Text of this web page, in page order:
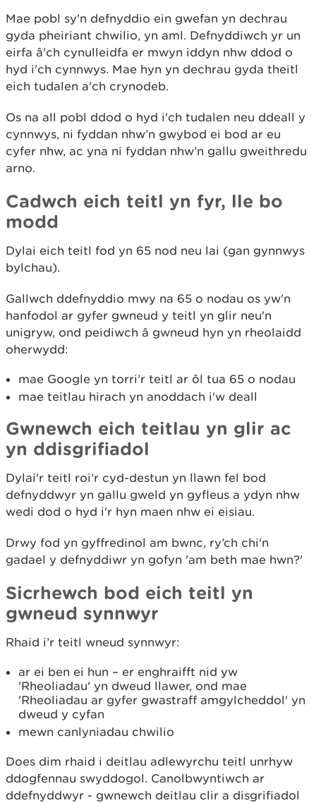
Mae pobl sy'n defnyddio ein gwefan yn dechrau
gyda pheiriant chwilio, yn aml. Defnyddiwch yr un
eirfa â'ch cynulleidfa er mwyn iddyn nhw ddod o
hyd i'ch cynnwys. Mae hyn yn dechrau gyda theitl
eich tudalen a'ch crynodeb.
Os na all pobl ddod o hyd i'ch tudalen neu ddeall y
cynnwys, ni fyddan nhw’n gwybod ei bod ar eu
cyfer nhw, ac yna ni fyddan nhw’n gallu gweithredu
arno.
Cadwch eich teitl yn fyr, lle bo
modd
Dylai eich teitl fod yn 65 nod neu lai (gan gynnwys
bylchau).
Gallwch ddefnyddio mwy na 65 o nodau os yw'n
hanfodol ar gyfer gwneud y teitl yn glir neu'n
unigryw, ond peidiwch â gwneud hyn yn rheolaidd
oherwydd:
mae Google yn torri’r teitl ar ôl tua 65 o nodau
mae teitlau hirach yn anoddach i'w deall
Gwnewch eich teitlau yn glir ac
yn ddisgrifiadol
Dylai'r teitl roi’r cyd-destun yn llawn fel bod
defnyddwyr yn gallu gweld yn gyfleus a ydyn nhw
wedi dod o hyd i'r hyn maen nhw ei eisiau.
Drwy fod yn gyffredinol am bwnc, ry’ch chi'n
gadael y defnyddiwr yn gofyn 'am beth mae hwn?'
Sicrhewch bod eich teitl yn
gwneud synnwyr
Rhaid i’r teitl wneud synnwyr:
ar ei ben ei hun – er enghraifft nid yw
'Rheoliadau' yn dweud llawer, ond mae
'Rheoliadau ar gyfer gwastraff amgylcheddol' yn
dweud y cyfan
mewn canlyniadau chwilio
Does dim rhaid i deitlau adlewyrchu teitl unrhyw
ddogfennau swyddogol. Canolbwyntiwch ar
ddefnyddwyr - gwnewch deitlau clir a disgrifiadol